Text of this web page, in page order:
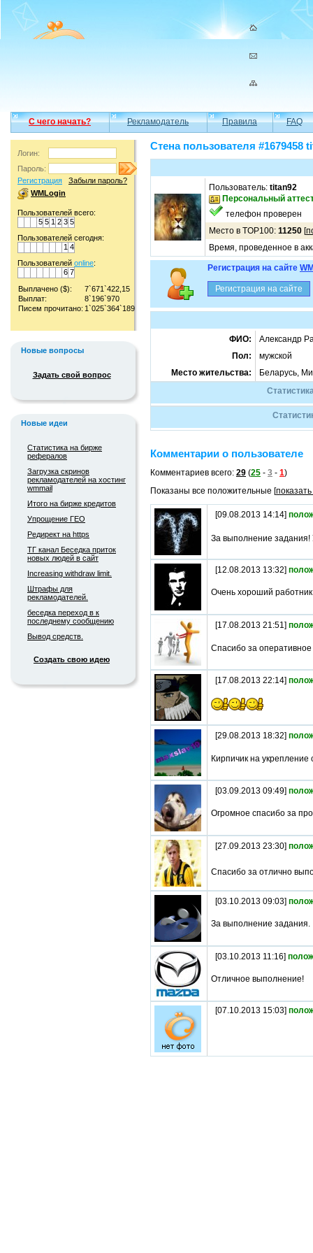
С чего начать? Рекламодатель Правила FAQ
Логин:
Пароль:
Регистрация
Забыли пароль?
WMLogin
Пользователей всего:
5 5 1 2 3 5
Пользователей сегодня:
1 4
Пользователей online:
6 7
Выплачено ($):
7`671`422,15
Выплат:
8`196`970
Писем прочитано: 1`025`364`189
Новые вопросы
Задать свой вопрос
Новые идеи
Статистика на бирже
рефералов
Загрузка скринов
рекламодателей на хостинг
wmmail
Итого на бирже кредитов
Упрощение ГЕО
Редирект на https
ТГ канал Беседка приток
новых людей в сайт
Increasing withdraw limit.
Штрафы для
рекламодателей.
беседка переход в к
последнему сообщению
Вывод средств.
Создать свою идею
Стена пользователя #1679458
Пользователь: titan92
Персональный
телефон проверен
Место в TOP100: 11250 [
Время, проведенное в
Регистрация на сайте
ФИО:
Александр
Пол:
мужской
Место жительства:
Беларусь,
Комментарии о пользователе
Комментариев всего: 29 (25 - 3 - 1)
Показаны все положительные [
[09.08.2013 14:14]
За выполнение задания!
[12.08.2013 13:32]
Очень хороший
[17.08.2013 21:51]
Спасибо за
[17.08.2013 22:14]
[29.08.2013 18:32]
Кирпичик на укрепление
[03.09.2013 09:49]
Огромное спасибо за
[27.09.2013 23:30]
Спасибо за отлично
[03.10.2013 09:03]
За выполнение задания.
[03.10.2013 11:16]
Отличное выполнение!
[07.10.2013 15:03]